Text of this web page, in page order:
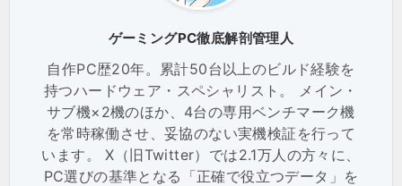
ゲーミングPC徹底解剖管理人
自作PC歴20年。累計50台以上のビルド経験を
持つハードウェア・スペシャリスト。 メイン・
サブ機×2機のほか、4台の専用ベンチマーク機
を常時稼働させ、妥協のない実機検証を行って
います。 X（旧Twitter）では2.1万人の方々に、
PC選びの基準となる「正確で役立つデータ」を